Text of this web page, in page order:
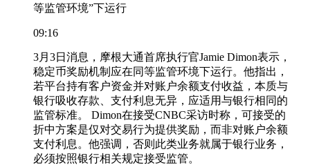
等监管环境”下运行
09:16
3月3日消息，摩根大通首席执行官Jamie Dimon表示，
稳定币奖励机制应在同等监管环境下运行。他指出，
若平台持有客户资金并对账户余额支付收益，本质与
银行吸收存款、支付利息无异，应适用与银行相同的
监管标准。 Dimon在接受CNBC采访时称，可接受的
折中方案是仅对交易行为提供奖励，而非对账户余额
支付利息。他强调，否则此类业务就属于银行业务，
必须按照银行相关规定接受监管。